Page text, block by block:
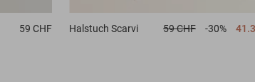
59 CHF Halstuch Scarvi 59 CHF -30%